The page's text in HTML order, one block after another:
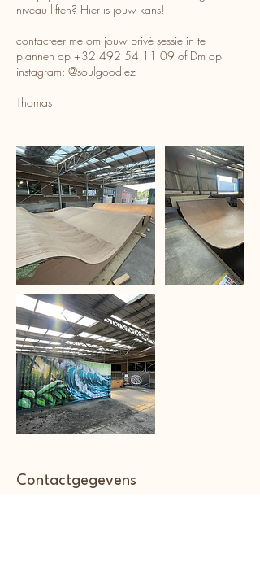
niveau liften? Hier is jouw kans!
contacteer me om jouw privé sessie in te
plannen op +32 492 54 11 09 of Dm op
instagram: @soulgoodiez
Thomas
Contactgegevens